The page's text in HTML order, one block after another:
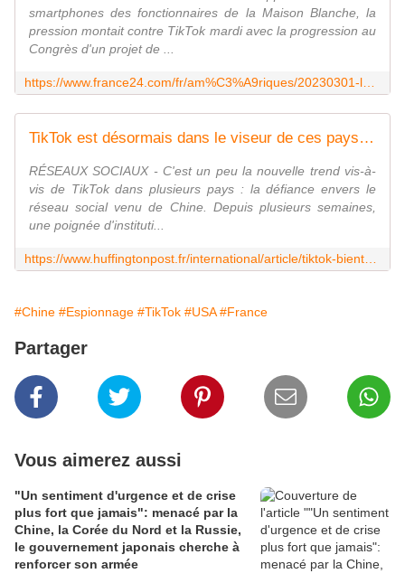
smartphones des fonctionnaires de la Maison Blanche, la
pression montait contre TikTok mardi avec la progression au
Congrès d'un projet de ...
TikTok est désormais dans le viseur de ces pays... Et en France ?
RÉSEAUX SOCIAUX - C'est un peu la nouvelle trend vis-à-
vis de TikTok dans plusieurs pays : la défiance envers le
réseau social venu de Chine. Depuis plusieurs semaines,
une poignée d'instituti...
#Chine #Espionnage #TikTok #USA #France
Partager
Vous aimerez aussi
"Un sentiment d'urgence et de crise
plus fort que jamais": menacé par la
Chine, la Corée du Nord et la Russie,
le gouvernement japonais cherche à
renforcer son armée